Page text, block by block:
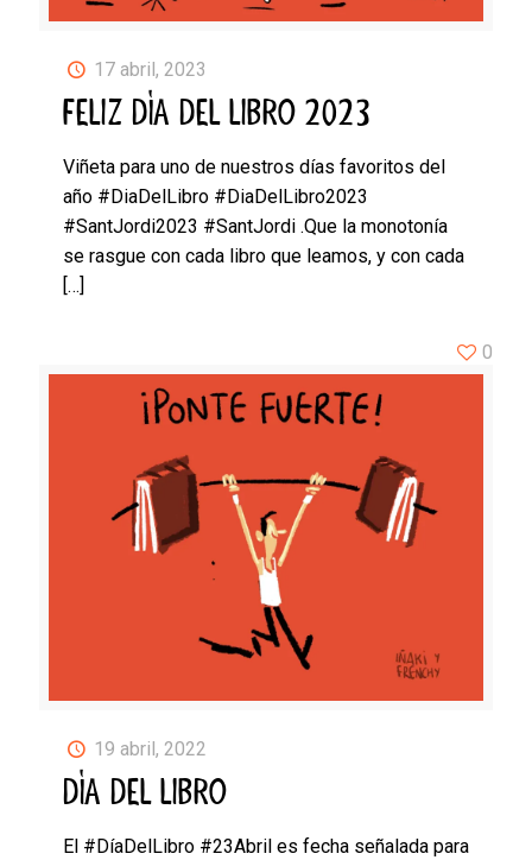
17 abril, 2023
FELIZ DÍA DEL LIBRO 2023
Viñeta para uno de nuestros días favoritos del
año #DiaDelLibro #DiaDelLibro2023
#SantJordi2023 #SantJordi .Que la monotonía
se rasgue con cada libro que leamos, y con cada
[…]
19 abril, 2022
DÍA DEL LIBRO
El #DíaDelLibro #23Abril es fecha señalada para
0